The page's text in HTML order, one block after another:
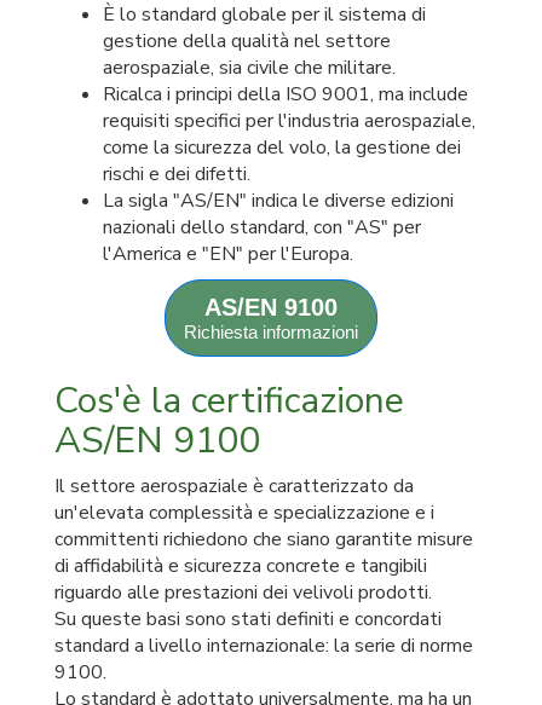
È lo standard globale per il sistema di
gestione della qualità nel settore
aerospaziale, sia civile che militare.
Ricalca i principi della ISO 9001, ma include
requisiti specifici per l'industria aerospaziale,
come la sicurezza del volo, la gestione dei
rischi e dei difetti.
La sigla "AS/EN" indica le diverse edizioni
nazionali dello standard, con "AS" per
l'America e "EN" per l'Europa.
AS/EN 9100
Richiesta informazioni
Cos'è la certificazione
AS/EN 9100
Il settore aerospaziale è caratterizzato da
un'elevata complessità e specializzazione e i
committenti richiedono che siano garantite misure
di affidabilità e sicurezza concrete e tangibili
riguardo alle prestazioni dei velivoli prodotti.
Su queste basi sono stati definiti e concordati
standard a livello internazionale: la serie di norme
9100.
Lo standard è adottato universalmente, ma ha un